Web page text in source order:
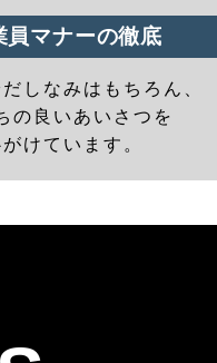
員マナーの徹底
しなみはもちろん、
の良いあいさつを
けています。